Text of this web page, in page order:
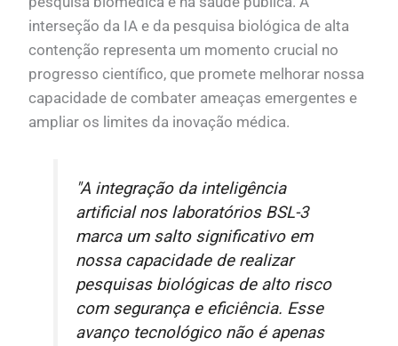
interseção da IA e da pesquisa biológica de alta
contenção representa um momento crucial no
progresso científico, que promete melhorar nossa
capacidade de combater ameaças emergentes e
ampliar os limites da inovação médica.
"A integração da inteligência
artificial nos laboratórios BSL-3
marca um salto significativo em
nossa capacidade de realizar
pesquisas biológicas de alto risco
com segurança e eficiência. Esse
avanço tecnológico não é apenas